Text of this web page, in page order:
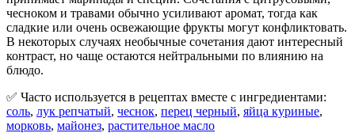
чесноком и травами обычно усиливают аромат, тогда как
сладкие или очень освежающие фрукты могут конфликтовать.
В некоторых случаях необычные сочетания дают интересный
контраст, но чаще остаются нейтральными по влиянию на
блюдо.
✅ Часто используется в рецептах вместе с ингредиентами:
соль, лук репчатый, чеснок, перец черный, яйца куриные,
морковь, майонез, растительное масло